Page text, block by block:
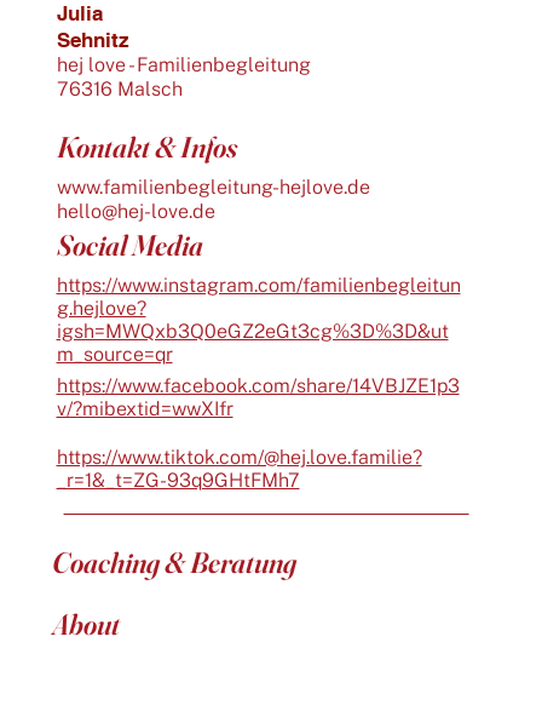
Julia
Sehnitz
hej love - Familienbegleitung
76316 Malsch
Kontakt & Infos
www.familienbegleitung-hejlove.de
hello@hej-love.de
Social Media
https://www.instagram.com/familienbegleitun
g.hejlove?
igsh=MWQxb3Q0eGZ2eGt3cg%3D%3D&ut
m_source=qr
https://www.facebook.com/share/14VBJZE1p3
v/?mibextid=wwXIfr
https://www.tiktok.com/@hej.love.familie?
_r=1&_t=ZG-93q9GHtFMh7
Coaching & Beratung
About